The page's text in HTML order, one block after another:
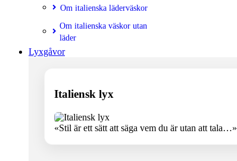
Om italienska läderväskor
Om italienska väskor utan
läder
Lyxgåvor
Italiensk lyx
«Stil är ett sätt att säga vem du är utan att tala…»